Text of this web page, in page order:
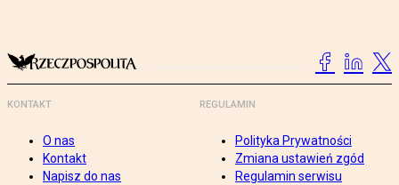
KONTAKT
O nas
Kontakt
Napisz do nas
REGULAMIN
Polityka Prywatności
Zmiana ustawień zgód
Regulamin serwisu